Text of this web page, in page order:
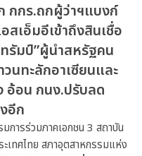
กกร.ถกผู้ว่าฯแบงก์
สเอ็มอีเข้าถึงสินเชื่อ
รัมป์”ผู้นำสหรัฐคน
นทะลักอาเซียนและ
อ้อน กนง.ปรับลด
อีก
ารร่วมภาคเอกชน 3 สถาบัน
เทศไทย สภาอุตสาหกรรมแห่ง